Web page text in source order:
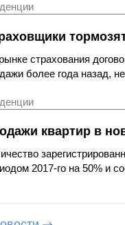
страхования
более года назад,
квартир в
2017-го на 50% и